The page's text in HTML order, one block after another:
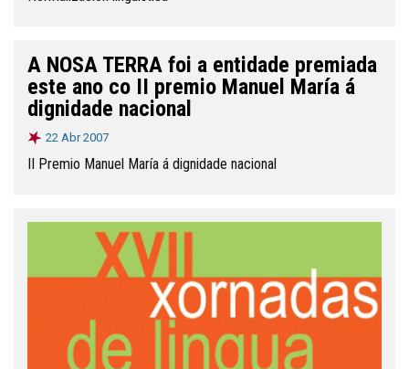
A NOSA TERRA foi a entidade premiada
este ano co II premio Manuel María á
dignidade nacional
22 Abr 2007
II Premio Manuel María á dignidade nacional